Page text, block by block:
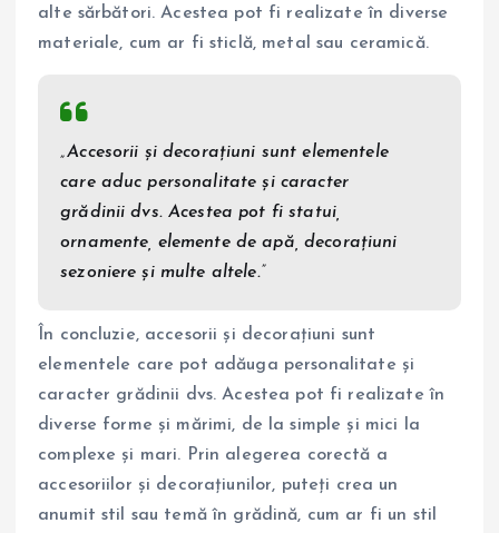
alte sărbători. Acestea pot fi realizate în diverse
materiale, cum ar fi sticlă, metal sau ceramică.
„Accesorii și decorațiuni sunt elementele
care aduc personalitate și caracter
grădinii dvs. Acestea pot fi statui,
ornamente, elemente de apă, decorațiuni
sezoniere și multe altele.”
În concluzie, accesorii și decorațiuni sunt
elementele care pot adăuga personalitate și
caracter grădinii dvs. Acestea pot fi realizate în
diverse forme și mărimi, de la simple și mici la
complexe și mari. Prin alegerea corectă a
accesoriilor și decorațiunilor, puteți crea un
anumit stil sau temă în grădină, cum ar fi un stil